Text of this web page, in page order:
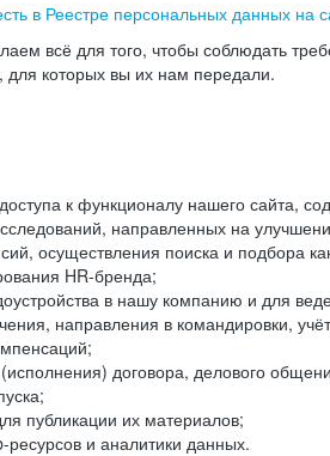
в Реестре персональных данных на
всё для того, чтобы соблюдать
для которых вы их нам передали.
к функционалу нашего сайта,
направленных на
осуществления поиска и подбора
HR-бренда;
в нашу компанию и для
направления в командировки,
договора, делового
публикации их материалов;
и аналитики данных.